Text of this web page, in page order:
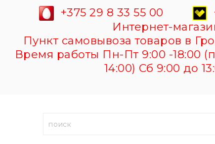
+375 29 8 33 55 00
Интернет-
Пункт самовывоза товаров в
Время работы Пн-Пт 9:00 -18:00
14:00) Сб 9:00 до